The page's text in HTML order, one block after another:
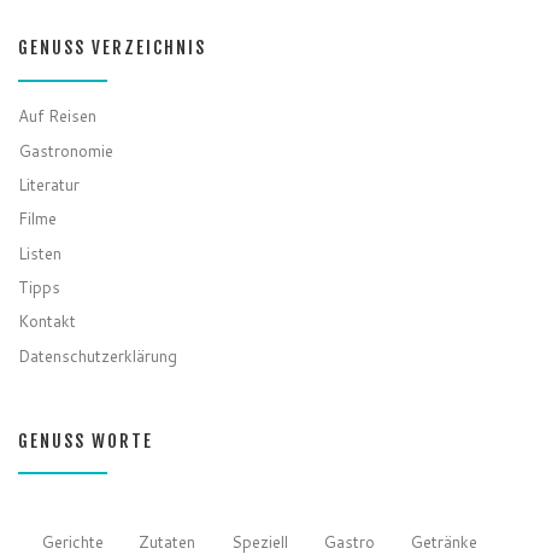
GENUSS VERZEICHNIS
Auf Reisen
Gastronomie
Literatur
Filme
Listen
Tipps
Kontakt
Datenschutzerklärung
GENUSS WORTE
Gerichte Zutaten Speziell Gastro Getränke